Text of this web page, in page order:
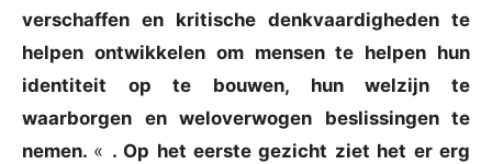
verschaffen en kritische denkvaardigheden te
helpen ontwikkelen om mensen te helpen hun
identiteit op te bouwen, hun welzijn te
waarborgen en weloverwogen beslissingen te
nemen. « . Op het eerste gezicht ziet het er erg